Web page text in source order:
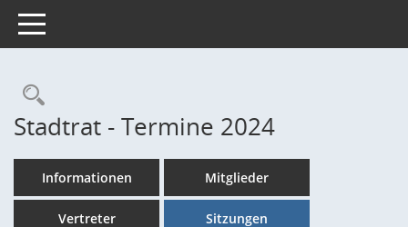
Toggle navigation
Rechercheauswahl
Stadtrat - Termine 2024
Informationen Mitglieder
Vertreter Sitzungen